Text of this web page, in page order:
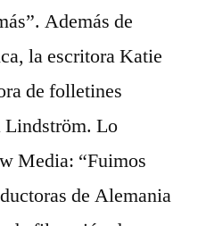
Además de
la escritora Katie
de folletines
Lindström. Lo
Media: “Fuimos
de Alemania